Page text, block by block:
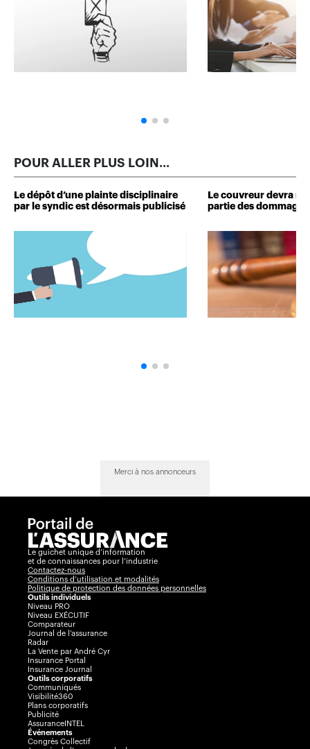
POUR ALLER PLUS LOIN...
Le dépôt d’une plainte disciplinaire
par le syndic est désormais publicisé
Le couvreur devra
partie des dommages
Merci à nos annonceurs
Le guichet unique d’information
et de connaissances pour l’industrie
Contactez-nous
Conditions d’utilisation et modalités
Politique de protection des données personnelles
Outils individuels
Niveau PRO
Niveau EXÉCUTIF
Comparateur
Journal de l’assurance
Radar
La Vente par André Cyr
Insurance Portal
Insurance Journal
Outils corporatifs
Communiqués
Visibilité360
Plans corporatifs
Publicité
AssuranceINTEL
Événements
Congrès Collectif